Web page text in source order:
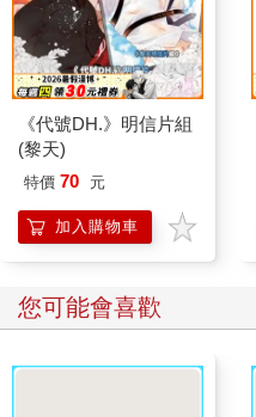
《代號DH.》明信片組
(黎天)
特價 70 元
加入購物車
您可能會喜歡